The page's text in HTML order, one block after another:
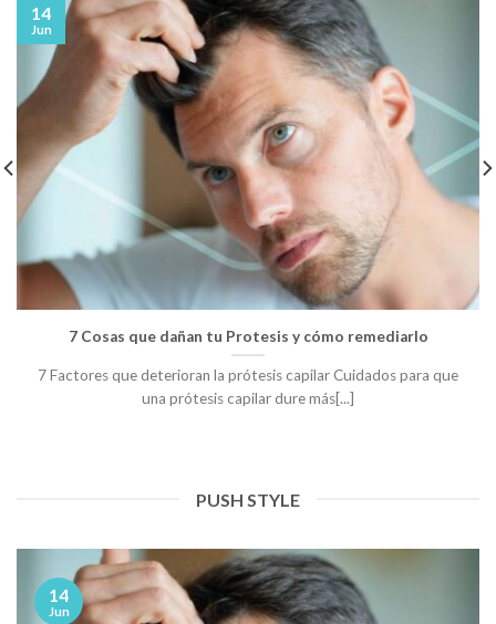
7 Cosas que dañan tu Protesis y cómo remediarlo
7 Factores que deterioran la prótesis capilar Cuidados para que
una prótesis capilar dure más[...]
14
Jun
PUSH STYLE
14
Jun